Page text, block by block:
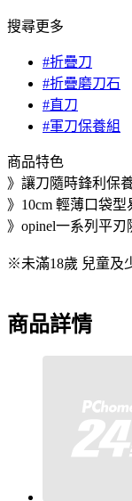
搜尋更多
#折疊刀
#折疊磨刀石
#直刀
#軍刀保養組
商品特色
》讓刀隨時鋒利保
》10cm 輕薄口袋型
》opinel一系列平
※未滿18歲 兒童及
商品詳情